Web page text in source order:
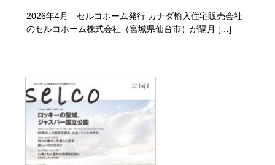
2026年4月 セルコホーム発行 カナダ輸入住宅販売会社
のセルコホーム株式会社（宮城県仙台市）が隔月 […]